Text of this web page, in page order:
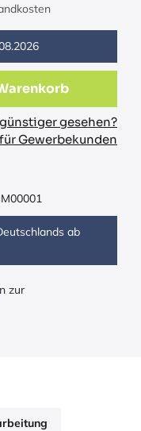
gesehen?
Gewerbekunden
ab
zur